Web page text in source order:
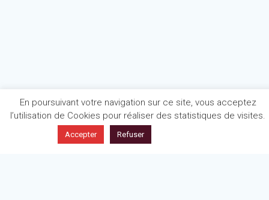
Politique de confidentialité
En poursuivant votre navigation sur ce site, vous acceptez
l’utilisation de Cookies pour réaliser des statistiques de visites.
Accepter Refuser